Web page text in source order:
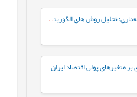
الگوریتم تکاملی ژنتیک در معماری: تحلیل روش های الگوریتم های تکاملی ژنتیک در فرآیند باز تولید ارزش های زیبایی شناختی طراحی معماری
متغیرهای پولی اقتصاد ایران